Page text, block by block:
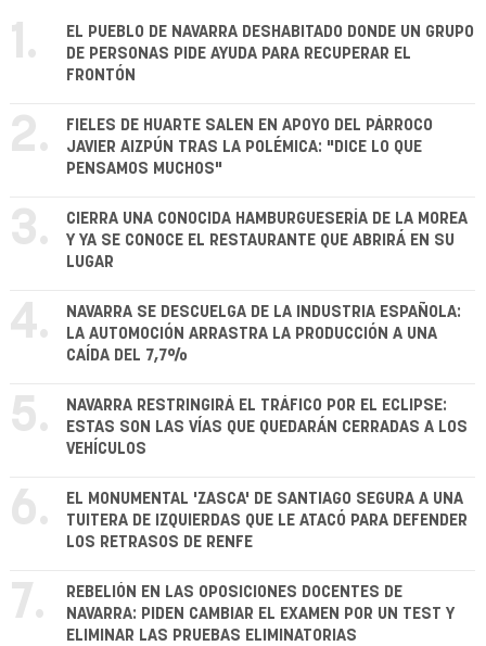
1.
EL PUEBLO DE NAVARRA DESHABITADO DONDE UN GRUPO
DE PERSONAS PIDE AYUDA PARA RECUPERAR EL
FRONTÓN
2.
FIELES DE HUARTE SALEN EN APOYO DEL PÁRROCO
JAVIER AIZPÚN TRAS LA POLÉMICA: "DICE LO QUE
PENSAMOS MUCHOS"
3.
CIERRA UNA CONOCIDA HAMBURGUESERÍA DE LA MOREA
Y YA SE CONOCE EL RESTAURANTE QUE ABRIRÁ EN SU
LUGAR
4.
NAVARRA SE DESCUELGA DE LA INDUSTRIA ESPAÑOLA:
LA AUTOMOCIÓN ARRASTRA LA PRODUCCIÓN A UNA
CAÍDA DEL 7,7%
5.
NAVARRA RESTRINGIRÁ EL TRÁFICO POR EL ECLIPSE:
ESTAS SON LAS VÍAS QUE QUEDARÁN CERRADAS A LOS
VEHÍCULOS
6.
EL MONUMENTAL 'ZASCA' DE SANTIAGO SEGURA A UNA
TUITERA DE IZQUIERDAS QUE LE ATACÓ PARA DEFENDER
LOS RETRASOS DE RENFE
7.
REBELIÓN EN LAS OPOSICIONES DOCENTES DE
NAVARRA: PIDEN CAMBIAR EL EXAMEN POR UN TEST Y
ELIMINAR LAS PRUEBAS ELIMINATORIAS